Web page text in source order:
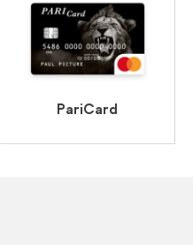
PariCard